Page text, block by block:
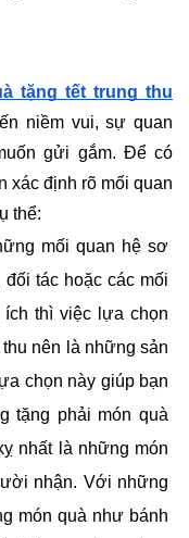
tặng tết trung thu
niềm vui, sự quan
gửi gắm. Để có
xác định rõ mối quan
thể:
mối quan hệ sơ
tác hoặc các mối
thì việc lựa chọn
nên là những sản
chọn này giúp bạn
tặng phải món quà
nhất là những món
nhận. Với những
món quà như bánh